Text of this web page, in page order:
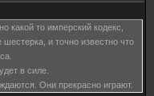
какой то имперский кодекс,
и точно известно что
в силе.
Они прекрасно играют.